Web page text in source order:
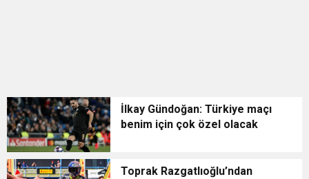
İlkay Gündoğan: Türkiye maçı
benim için çok özel olacak
Toprak Razgatlıoğlu’ndan